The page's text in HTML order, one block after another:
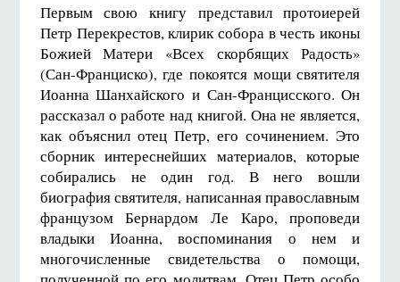
Первым свою книгу представил протоиерей
Петр Перекрестов, клирик собора в честь иконы
Божией Матери «Всех скорбящих Радость»
(Сан-Франциско), где покоятся мощи святителя
Иоанна Шанхайского и Сан-Францисского. Он
рассказал о работе над книгой. Она не является,
как объяснил отец Петр, его сочинением. Это
сборник интереснейших материалов, которые
собирались не один год. В него вошли
биография святителя, написанная православным
французом Бернардом Ле Каро, проповеди
владыки Иоанна, воспоминания о нем и
многочисленные свидетельства о помощи,